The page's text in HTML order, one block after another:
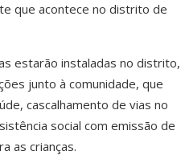
que acontece no distrito de
estarão instaladas no distrito,
junto à comunidade, que
cascalhamento de vias no
social com emissão de
as crianças.